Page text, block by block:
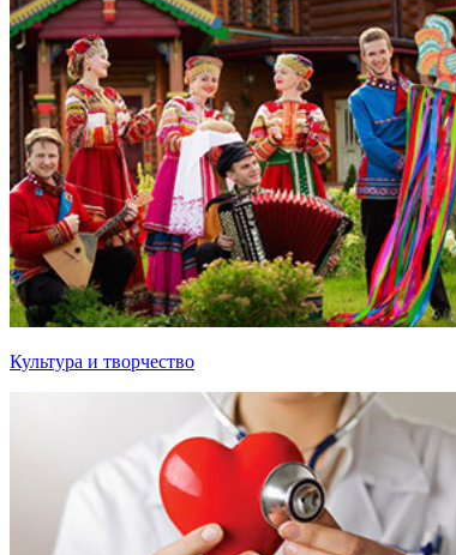
Культура и творчество